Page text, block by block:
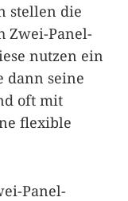
stellen die
Zwei-Panel-
nutzen ein
dann seine
oft mit
flexible
Panel-